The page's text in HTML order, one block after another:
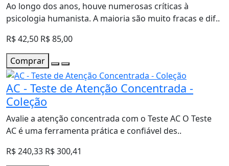
Ao longo dos anos, houve numerosas críticas à
psicologia humanista. A maioria são muito fracas e dif..
R$ 42,50 R$ 85,00
Comprar
AC - Teste de Atenção Concentrada -
Coleção
Avalie a atenção concentrada com o Teste AC O Teste
AC é uma ferramenta prática e confiável des..
R$ 240,33 R$ 300,41